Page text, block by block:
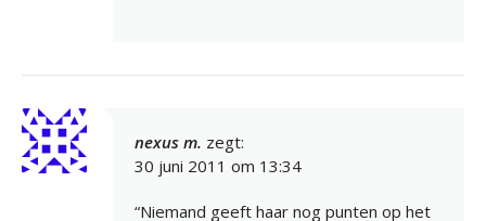
nexus m. zegt:
30 juni 2011 om 13:34
“Niemand geeft haar nog punten op het